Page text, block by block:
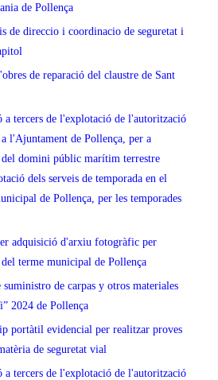
de Pollença
de direccio i coordinacio de seguretat i
de reparació del claustre de Sant
a tercers de l'explotació de l'autorització
l'Ajuntament de Pollença, per a
del domini públic marítim terrestre
dels serveis de temporada en el
de Pollença, per les temporades
adquisició d'arxiu fotogràfic per
terme municipal de Pollença
de carpas y otros materiales
2024 de Pollença
portàtil evidencial per realitzar proves
de seguretat vial
a tercers de l'explotació de l'autorització